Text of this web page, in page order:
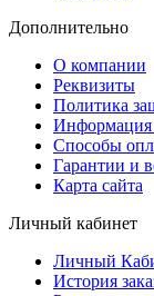
Дополнительно
О компании
Реквизиты
Политика
Информация
Способы
Гарантии и
Карта сайта
Личный кабинет
Личный
История